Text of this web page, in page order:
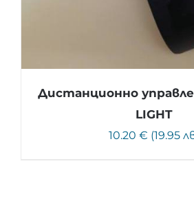
Дистанционно
LIGHT
10.20 € (19.95